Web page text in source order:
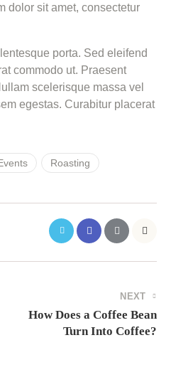
dolor sit amet, consectetur
porta. Sed eleifend
commodo ut. Praesent
scelerisque massa vel
egestas. Curabitur placerat
Roasting
NEXT
How Does a Coffee Bean
Turn Into Coffee?